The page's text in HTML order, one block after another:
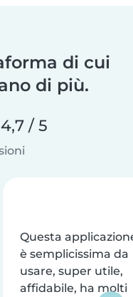
di cui
di più.
4,7 / 5
Questa
è semplicissima da
usare, super utile,
affidabile, ha molti